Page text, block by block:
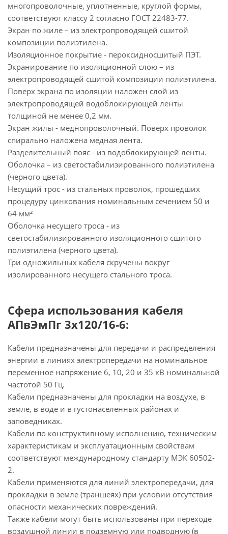
многопроволочные, уплотненные, круглой формы,
соответствуют классу 2 согласно ГОСТ 22483-77.
Экран по жиле – из электропроводящей сшитой
композиции полиэтилена.
Изоляционное покрытие - пероксидносшитый ПЭТ.
Экранирование по изоляционной слою – из
электропроводящей сшитой композиции полиэтилена.
Поверх экрана по изоляции наложен слой из
электропроводящей водоблокирующей ленты
толщиной не менее 0,2 мм.
Экран жилы - меднопроволочный. Поверх проволок
спирально наложена медная лента.
Разделительный пояс - из водоблокирующей ленты.
Оболочка – из светостабилизированного полиэтилена
(черного цвета).
Несущий трос - из стальных проволок, прошедших
процедуру цинкования номинальным сечением 50 и
64 мм²
Оболочка несущего троса - из
светостабилизированного изоляционного сшитого
полиэтилена (черного цвета).
Три одножильных кабеля скручены вокруг
изолированного несущего стального троса.
Сфера использования кабеля
АПвЭмПг 3х120/16-6:
Кабели предназначены для передачи и распределения
энергии в линиях электропередачи на номинальное
переменное напряжение 6, 10, 20 и 35 кВ номинальной
частотой 50 Гц.
Кабели предназначены для прокладки на воздухе, в
земле, в воде и в густонаселенных районах и
заповедниках.
Кабели по конструктивному исполнению, техническим
характеристикам и эксплуатационным свойствам
соответствуют международному стандарту МЭК 60502-
2.
Кабели применяются для линий электропередачи, для
прокладки в земле (траншеях) при условии отсутствия
опасности механических повреждений.
Также кабели могут быть использованы при переходе
воздушной линии в подземную или подводную (в